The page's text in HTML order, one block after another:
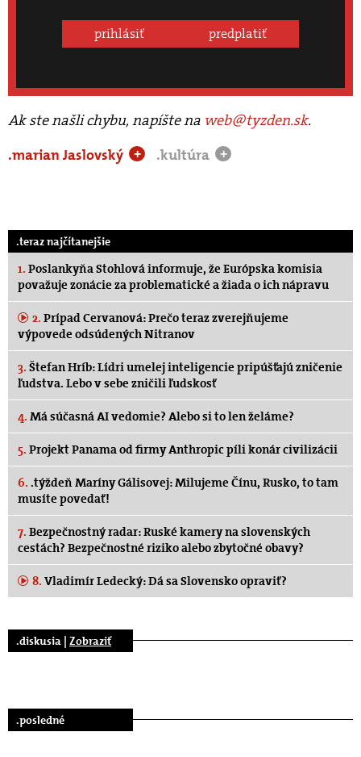
prihlásiť predplatiť
Ak ste našli chybu, napíšte na web@tyzden.sk.
.marian Jaslovský
+ .kultúra +
.teraz najčítanejšie
1. Poslankyňa Stohlová informuje, že Európska komisia
považuje zonácie za problematické a žiada o ich nápravu
2. Prípad Cervanová: Prečo teraz zverejňujeme
výpovede odsúdených Nitranov
3. Štefan Hríb: Lídri umelej inteligencie pripúšťajú zničenie
ľudstva. Lebo v sebe zničili ľudskosť
4. Má súčasná AI vedomie? Alebo si to len želáme?
5. Projekt Panama od firmy Anthropic píli konár civilizácii
6. .týždeň Maríny Gálisovej: Milujeme Čínu, Rusko, to tam
musíte povedať!
7. Bezpečnostný radar: Ruské kamery na slovenských
cestách? Bezpečnostné riziko alebo zbytočné obavy?
8. Vladimír Ledecký: Dá sa Slovensko opraviť?
.diskusia | Zobraziť
.posledné